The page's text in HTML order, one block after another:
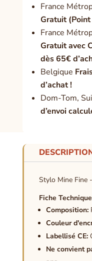
France
Gratuit
France
Gratuit avec
dès 65€
Belgique
d’achat !
Dom-Tom,
d’envoi
Stylo Mine Fine
Fiche
Composition:
Couleur
Labellisé CE:
Ne convient